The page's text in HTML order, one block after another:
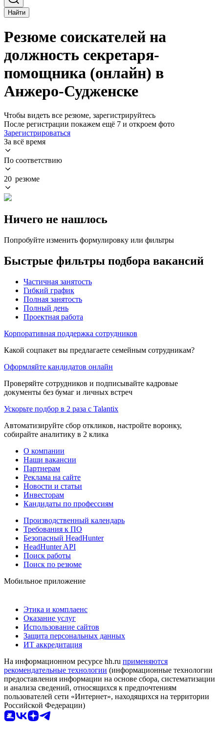
Найти
Резюме соискателей на
должность секретаря-
помощника (онлайн) в
Анжеро-Судженске
Чтобы видеть все резюме, зарегистрируйтесь
После регистрации покажем ещё 7 и откроем фото
Зарегистрироваться
За всё время
По соответствию
20 резюме
Ничего не нашлось
Попробуйте изменить формулировку или фильтры
Быстрые фильтры подбора вакансий
Частичная занятость
Гибкий график
Полная занятость
Полный день
Проектная работа
Корпоративная поддержка сотрудников
Какой соцпакет вы предлагаете семейным сотрудникам?
Оформляйте кандидатов онлайн
Проверяйте сотрудников и подписывайте кадровые
документы без бумаг и личных встреч
Ускорьте подбор в 2 раза с Talantix
Автоматизируйте сбор откликов, настройте воронку,
собирайте аналитику в 2 клика
О компании
Наши вакансии
Партнерам
Реклама на сайте
Новости и статьи
Инвесторам
Кандидаты по профессиям
Производственный календарь
Требования к ПО
Безопасный HeadHunter
HeadHunter API
Поиск работы
Поиск по резюме
Мобильное приложение
Этика и комплаенс
Оказание услуг
Использование сайтов
Защита персональных данных
ИТ аккредитация
На информационном ресурсе hh.ru применяются
рекомендательные технологии (информационные технологии
предоставления информации на основе сбора, систематизации
и анализа сведений, относящихся к предпочтениям
пользователей сети «Интернет», находящихся на территории
Российской Федерации)